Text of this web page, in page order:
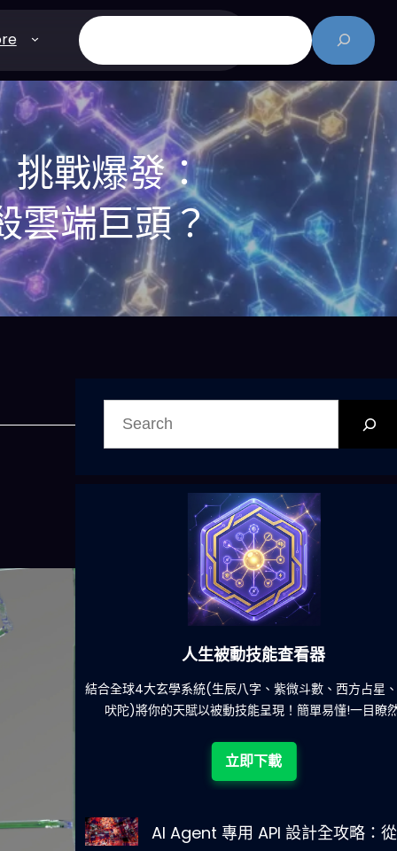
搜
尋
戰爆發：
雲端巨頭？
人生被動技能查看器
結合全球4大玄學系統(生辰八字、紫微斗數、西方占星
吠陀)將你的天賦以被動技能呈現！簡單易懂!一目瞭
立即下載
AI Agent 專用 API 設計全攻略：從